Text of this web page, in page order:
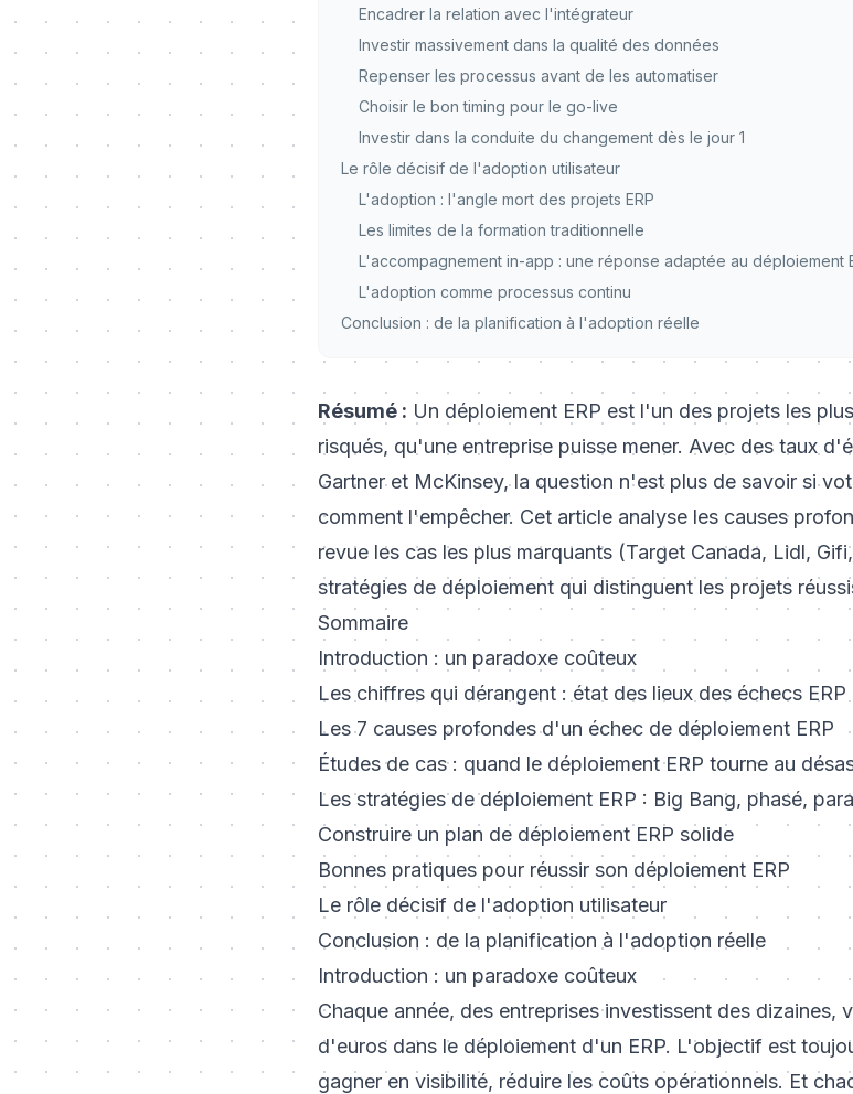
Encadrer la relation avec l'intégrateur
Investir massivement dans la qualité des données
Repenser les processus avant de les automatiser
Choisir le bon timing pour le go-live
Investir dans la conduite du changement dès le jour 1
Le rôle décisif de l'adoption utilisateur
L'adoption : l'angle mort des projets ERP
Les limites de la formation traditionnelle
L'accompagnement in-app : une réponse adaptée au déploiement
L'adoption comme processus continu
Conclusion : de la planification à l'adoption réelle
Résumé : Un déploiement ERP est l'un des projets les
risqués, qu'une entreprise puisse mener. Avec des taux
Gartner et McKinsey, la question n'est plus de savoir si
comment l'empêcher. Cet article analyse les causes
revue les cas les plus marquants (Target Canada, Lidl,
stratégies de déploiement qui distinguent les projets
Sommaire
Introduction : un paradoxe coûteux
Les chiffres qui dérangent : état des lieux des échecs ERP
Les 7 causes profondes d'un échec de déploiement ERP
Études de cas : quand le déploiement ERP tourne au
Les stratégies de déploiement ERP : Big Bang, phasé,
Construire un plan de déploiement ERP solide
Bonnes pratiques pour réussir son déploiement ERP
Le rôle décisif de l'adoption utilisateur
Conclusion : de la planification à l'adoption réelle
Introduction : un paradoxe coûteux
Chaque année, des entreprises investissent des dizaines,
d'euros dans le déploiement d'un ERP. L'objectif est
gagner en visibilité, réduire les coûts opérationnels. Et